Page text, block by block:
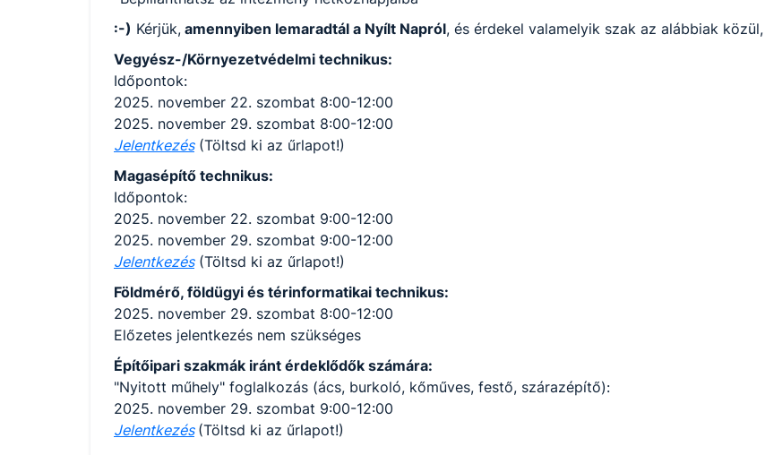
:-) Kérjük, amennyiben lemaradtál a Nyílt Napról, és érdekel valamelyik szak az alábbiak közül,
Vegyész-/Környezetvédelmi technikus:
Időpontok:
2025. november 22. szombat 8:00-12:00
2025. november 29. szombat 8:00-12:00
Jelentkezés(Töltsd ki az űrlapot!)
Magasépítő technikus:
Időpontok:
2025. november 22. szombat 9:00-12:00
2025. november 29. szombat 9:00-12:00
Jelentkezés(Töltsd ki az űrlapot!)
Földmérő, földügyi és térinformatikai technikus:
2025. november 29. szombat 8:00-12:00
Előzetes jelentkezés nem szükséges
Építőipari szakmák iránt érdeklődők számára:
"Nyitott műhely" foglalkozás (ács, burkoló, kőműves, festő, szárazépítő):
2025. november 29. szombat 9:00-12:00
Jelentkezés (Töltsd ki az űrlapot!)